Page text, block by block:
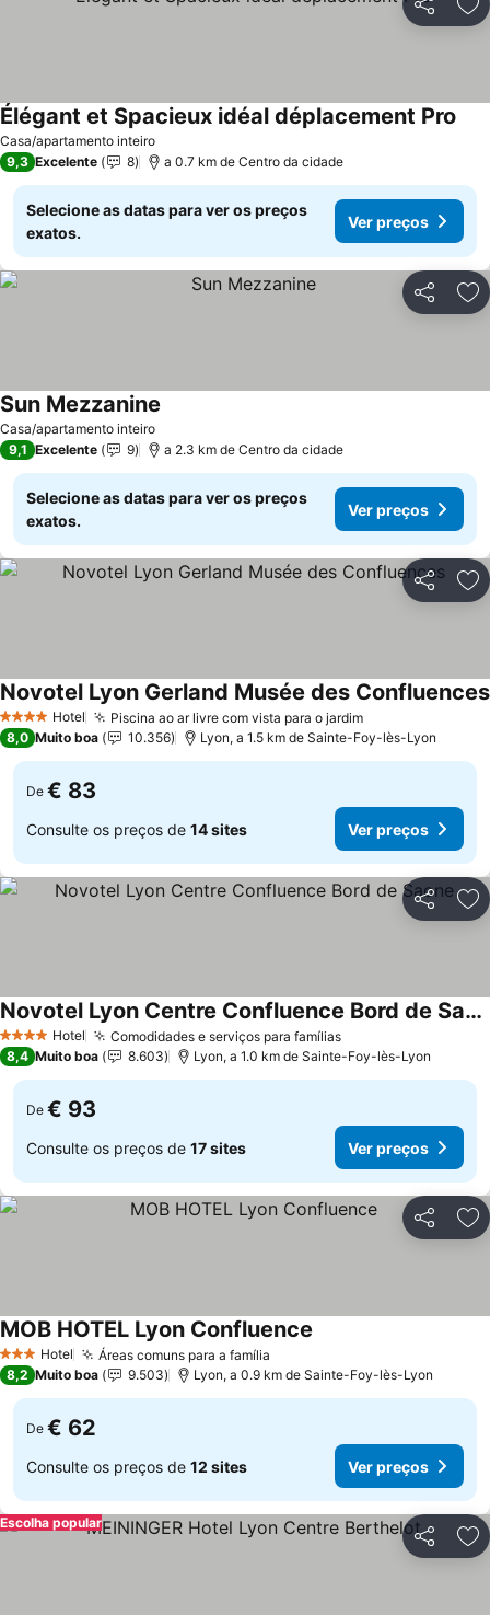
Partilhar
Casa/apartamento inteiro
Élégant et Spacieux idéal déplacement Pro
9,3 Excelente 8 a 0.7 km de Centro da cidade
Selecione as datas para ver os preços
exatos.
Ver preços
Partilhar
Casa/apartamento inteiro
Sun Mezzanine
9,1 Excelente 9 a 2.3 km de Centro da cidade
Selecione as datas para ver os preços
exatos.
Ver preços
Partilhar
4 EstrelasHotel Piscina ao ar livre com vista para o jardimVer preços
Novotel Lyon Gerland Musée des Confluences
8,0 Muito boa 10.356 Lyon, a 1.5 km de Sainte-Foy-lès-Lyon
De € 83
Consulte os preços de 14 sites Ver preços
Partilhar
4 EstrelasHotel Comodidades e serviços para famíliasVer preços
Novotel Lyon Centre Confluence Bord de Saone
Ver preços
8,4 Muito boa 8.603 Lyon, a 1.0 km de Sainte-Foy-lès-Lyon
De € 93
Consulte os preços de 17 sites Ver preços
Partilhar
3 EstrelasHotel Áreas comuns para a família
MOB HOTEL Lyon Confluence
8,2 Muito boa 9.503 Lyon, a 0.9 km de Sainte-Foy-lès-Lyon
De € 62
Consulte os preços de 12 sites Ver preços
Partilhar
Escolha popular